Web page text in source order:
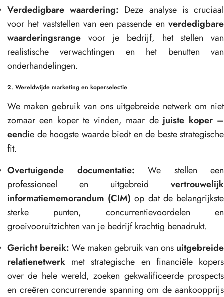
Verdedigbare waardering: Deze analyse is cruciaal
voor het vaststellen van een passende en verdedigbare
waarderingsrange voor je bedrijf, het stellen van
realistische verwachtingen en het benutten van
onderhandelingen.
2. Wereldwijde marketing en koperselectie
We maken gebruik van ons uitgebreide netwerk om niet
zomaar een koper te vinden, maar de juiste koper –
eendie de hoogste waarde biedt en de beste strategische
fit.
Overtuigende documentatie: We stellen een
professioneel en uitgebreid vertrouwelijk
informatiememorandum (CIM) op dat de belangrijkste
sterke punten, concurrentievoordelen en
groeivooruitzichten van je bedrijf krachtig benadrukt.
Gericht bereik: We maken gebruik van ons uitgebreide
relatienetwerk met strategische en financiële kopers
over de hele wereld, zoeken gekwalificeerde prospects
en creëren concurrerende spanning om de aankoopprijs